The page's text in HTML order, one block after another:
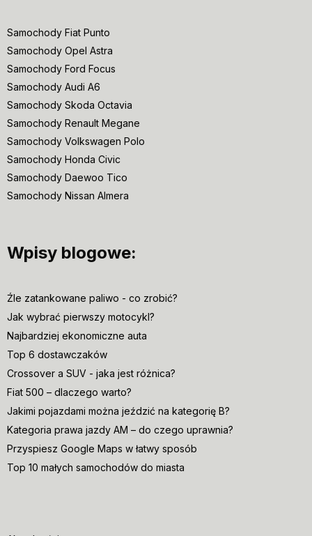
Samochody Fiat Punto
Samochody Opel Astra
Samochody Ford Focus
Samochody Audi A6
Samochody Skoda Octavia
Samochody Renault Megane
Samochody Volkswagen Polo
Samochody Honda Civic
Samochody Daewoo Tico
Samochody Nissan Almera
Wpisy blogowe:
Źle zatankowane paliwo - co zrobić?
Jak wybrać pierwszy motocykl?
Najbardziej ekonomiczne auta
Top 6 dostawczaków
Crossover a SUV - jaka jest różnica?
Fiat 500 – dlaczego warto?
Jakimi pojazdami można jeździć na kategorię B?
Kategoria prawa jazdy AM – do czego uprawnia?
Przyspiesz Google Maps w łatwy sposób
Top 10 małych samochodów do miasta